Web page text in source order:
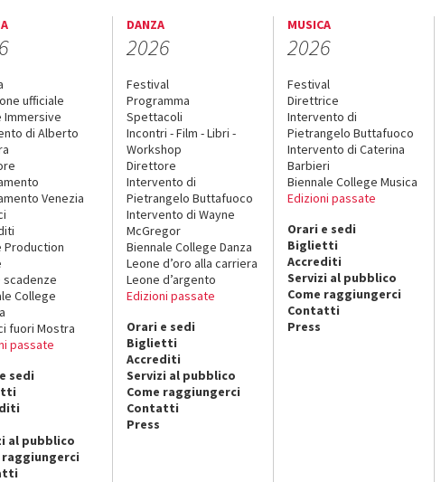
ufficiale
Immersive
di Alberto
Venezia
Production
scadenze
College
fuori Mostra
passate
sedi
al pubblico
raggiungerci
DANZA
2026
Festival
Programma
Spettacoli
Incontri - Film - Libri -
Workshop
Direttore
Intervento di
Pietrangelo Buttafuoco
Intervento di Wayne
McGregor
Biennale College Danza
Leone d’oro alla carriera
Leone d’argento
Edizioni passate
Orari e sedi
Biglietti
Accrediti
Servizi al pubblico
Come raggiungerci
Contatti
Press
MUSICA
2026
Festival
Direttrice
Intervento di
Pietrangelo Buttafuoco
Intervento di Caterina
Barbieri
Biennale College Musica
Edizioni passate
Orari e sedi
Biglietti
Accrediti
Servizi al pubblico
Come raggiungerci
Contatti
Press